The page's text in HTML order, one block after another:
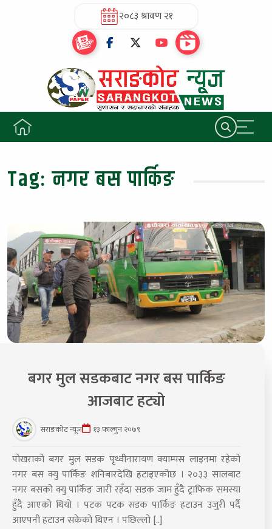
२०८३ श्रावण २१
Tag:नगर बस पार्किङ
बगर मुल सडकबाट नगर बस पार्किङ
आजबाट हट्यो
सराङकोट न्यूज १३ फाल्गुन २०७९
पोखराको बगर मुल सडक पृथ्वीनारायण क्याम्पस लाइनमा रहेको
नगर बस क्यु पार्किङ शनिबारदेखि हटाइएकोछ । २०३३ सालबाट
नगर बसको क्यु पार्किङ जारी रहँदा सडक जाम हुँदै ट्राफिक समस्या
हुँदै आएको थियो । पटक पटक सडक पार्किङ हटाउन उजुरी पर्दै
आएपनी हटाउन सकेको थिएन । पछिल्लो [..]